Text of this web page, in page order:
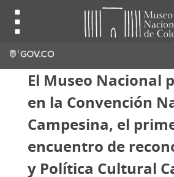
El Museo Nacional
en la Convención
Campesina, el
encuentro de
y Política Cultural